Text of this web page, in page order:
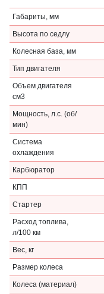
Габариты, мм
Высота по седлу
Колесная база, мм
Тип двигателя
Объем двигателя
см3
Мощность, л.с. (об/
мин)
Система
охлаждения
Карбюратор
КПП
Стартер
Расход топлива,
л/100 км
Вес, кг
Размер колеса
Колеса (материал)